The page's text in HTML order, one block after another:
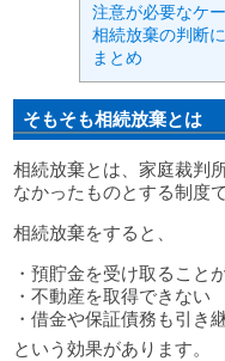
注意が必要なケ
相続放棄の判断
まとめ
そもそも相続放棄とは
相続放棄とは、家庭裁判
なかったものとする制度で
相続放棄をすると、
・預貯金を受け取ること
・不動産を取得できない
・借金や保証債務も引き
という効果があります。